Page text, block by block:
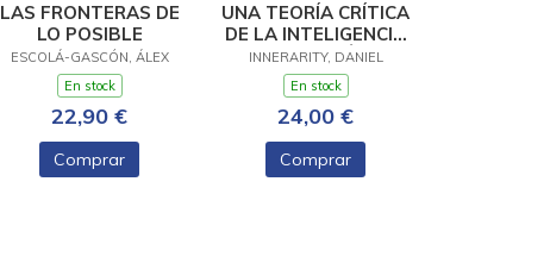
LAS FRONTERAS DE
LO POSIBLE
ESCOLÁ-GASCÓN, ÁLEX
En stock
22,90 €
Comprar
UNA TEORÍA CRÍTICA
DE LA INTELIGENCIA
ARTIFICIAL- RÚSTICA
INNERARITY, DANIEL
En stock
24,00 €
Comprar